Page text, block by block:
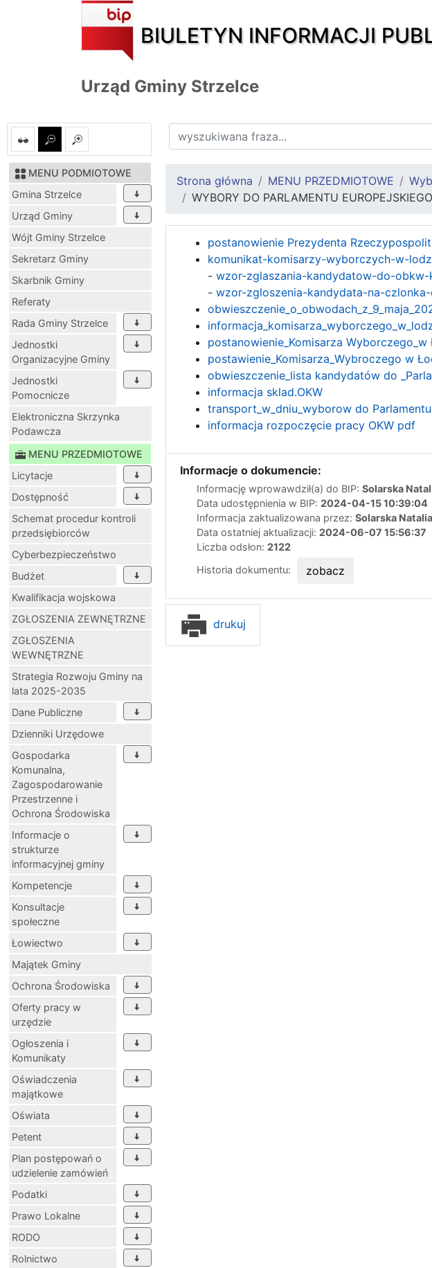
BIULETYN INFORMACJI
Urząd Gminy Strzelce
MENU PODMIOTOWE
Gmina Strzelce
Urząd Gminy
Wójt Gminy Strzelce
Sekretarz Gminy
Skarbnik Gminy
Referaty
Rada Gminy Strzelce
Jednostki
Organizacyjne Gminy
Jednostki
Pomocnicze
Elektroniczna Skrzynka
Podawcza
MENU PRZEDMIOTOWE
Licytacje
Dostępność
Schemat procedur kontroli
przedsiębiorców
Cyberbezpieczeństwo
Budżet
Kwalifikacja wojskowa
ZGŁOSZENIA ZEWNĘTRZNE
ZGŁOSZENIA
WEWNĘTRZNE
Strategia Rozwoju Gminy na
lata 2025-2035
Dane Publiczne
Dzienniki Urzędowe
Gospodarka
Komunalna,
Zagospodarowanie
Przestrzenne i
Ochrona Środowiska
Informacje o
strukturze
informacyjnej gminy
Kompetencje
Konsultacje
społeczne
Łowiectwo
Majątek Gminy
Ochrona Środowiska
Oferty pracy w
urzędzie
Ogłoszenia i
Komunikaty
Oświadczenia
majątkowe
Oświata
Petent
Plan postępowań o
udzielenie zamówień
Podatki
Prawo Lokalne
RODO
Rolnictwo
Strona główna MENU PRZEDMIOTOWE
WYBORY DO PARLAMENTU
postanowienie Prezydenta
komunikat-komisarzy-wyborczych-w-
- wzor-zglaszania-kandydatow-do-
- wzor-zgloszenia-kandydata-na-
postanowienie_Komisarza
postawienie_Komisarza_Wybroczego w
obwieszczenie_lista kandydatów do
informacja sklad.OKW
transport_w_dniu_wyborow do
informacja rozpoczęcie pracy OKW pdf
Informacje o dokumencie:
Informację wprowawdził(a) do BIP: Solarska
Data udostępnienia w BIP: 2024-04-15 10:39:04
Informacja zaktualizowana przez: Solarska Natalia
Data ostatniej aktualizacji: 2024-06-07 15:56:37
Liczba odsłon: 2122
Historia dokumentu:
zobacz
drukuj